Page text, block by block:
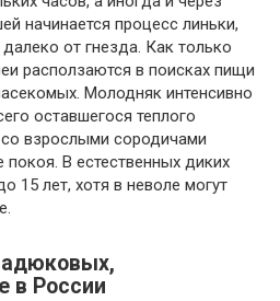
начинается процесс линьки,
от гнезда. Как только
расползаются в поисках пищи
Молодняк интенсивно
оставшегося теплого
взрослыми сородичами
покоя. В естественных диких
15 лет, хотя в неволе могут
в России